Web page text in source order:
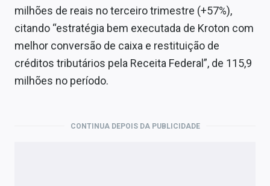
milhões de reais no terceiro trimestre (+57%),
citando “estratégia bem executada de Kroton com
melhor conversão de caixa e restituição de
créditos tributários pela Receita Federal”, de 115,9
milhões no período.
CONTINUA DEPOIS DA PUBLICIDADE